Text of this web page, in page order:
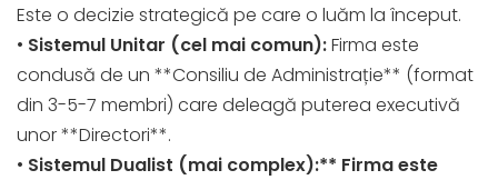
Este o decizie strategică pe care o luăm la început.
• Sistemul Unitar (cel mai comun):Firma este
condusă de un **Consiliu de Administrație** (format
din 3-5-7 membri) care deleagă puterea executivă
unor **Directori**.
• Sistemul Dualist (mai complex):** Firma este